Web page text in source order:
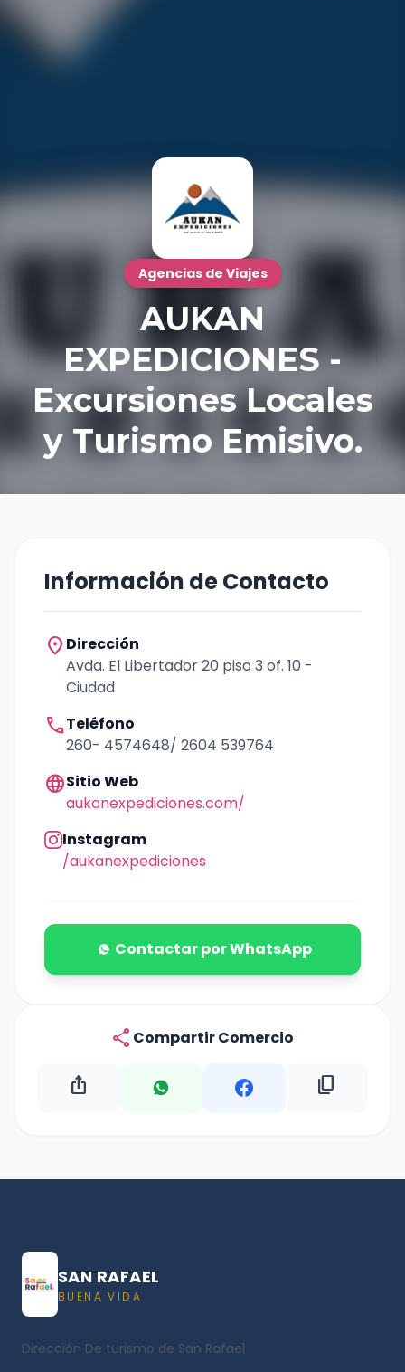
Agencias de Viajes
AUKAN
EXPEDICIONES -
Excursiones Locales
y Turismo Emisivo.
Información de Contacto
location_on Dirección
Avda. El Libertador 20 piso 3 of. 10 -
Ciudad
callTeléfono
260- 4574648/ 2604 539764
languageSitio Web
aukanexpediciones.com/
Instagram
/aukanexpediciones
Contactar por WhatsApp
share Compartir Comercio
ios_share content_copy
SAN RAFAEL
BUENA VIDA
Dirección De turismo de San Rafael